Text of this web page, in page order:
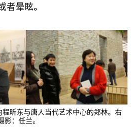
者晕眩。
昕东与唐人当代艺术中心的郑林。右
影：任兰。